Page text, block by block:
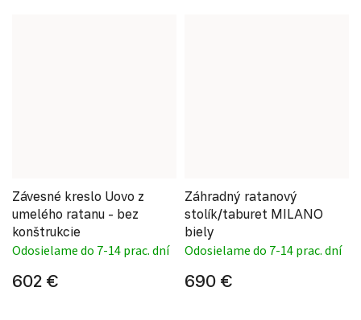
Závesné kreslo Uovo z
umelého ratanu - bez
konštrukcie
Odosielame do 7-14 prac. dní
602 €
Záhradný ratanový
stolík/taburet MILANO
biely
Odosielame do 7-14 prac. dní
690 €